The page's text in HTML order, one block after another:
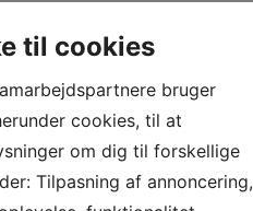
til cookies
bruger
cookies, til at
om dig til forskellige
Tilpasning af annoncering,